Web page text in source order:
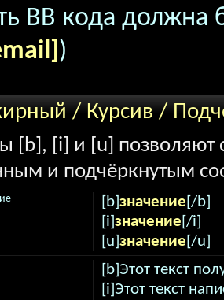
BB кода
)
/ Курсив /
[b], [i] и [u] позволяют
и подчёркнутым
[b]значение[/b]
[i]значение[/i]
[u]значение[/u]
[b]Этот текст
[i]Этот текст